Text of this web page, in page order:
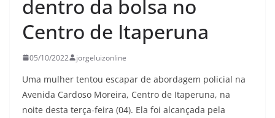
dentro da bolsa no
Centro de Itaperuna
05/10/2022 jorgeluizonline
Uma mulher tentou escapar de abordagem policial na
Avenida Cardoso Moreira, Centro de Itaperuna, na
noite desta terça-feira (04). Ela foi alcançada pela